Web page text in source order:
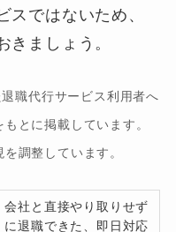
スではないため、
きましょう。
職代行サービス利用者へ
とに掲載しています。
調整しています。
会社と直接やり取りせず
に退職できた、即日対応